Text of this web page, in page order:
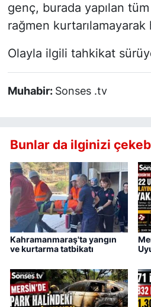
genç, burada yapılan
rağmen kurtarılamayarak
Olayla ilgili tahkikat
Muhabir: Sonses .tv
Bunlar da ilginizi
Kahramanmaraş'ta yangın
ve kurtarma tatbikatı